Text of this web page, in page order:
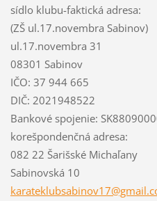
sídlo klubu-faktická adresa:
(ZŠ ul.17.novembra Sabinov)
ul.17.novembra 31
08301 Sabinov
IČO: 37 944 665
DIČ: 2021948522
Bankové spojenie:
korešpondenčná adresa:
082 22 Šarišské Michaľany
Sabinovská 10
karateklubsabinov17@gmai